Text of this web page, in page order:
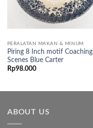
PERALATAN MAKAN & MINUM
Piring 8 Inch motif Coaching
Scenes Blue Carter
Rp98.000
ABOUT US